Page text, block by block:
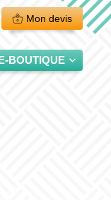
Mon devis
BOUTIQUE